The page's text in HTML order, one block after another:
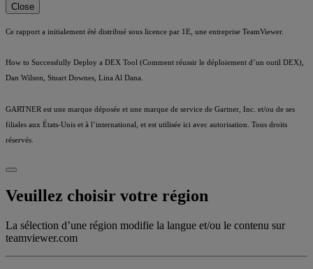
Close
Ce rapport a initialement été distribué sous licence par 1E, une entreprise TeamViewer.
How to Successfully Deploy a DEX Tool (Comment réussir le déploiement d’un outil DEX),
Dan Wilson, Stuart Downes, Lina Al Dana.
GARTNER est une marque déposée et une marque de service de Gartner, Inc. et/ou de ses
filiales aux États-Unis et à l’international, et est utilisée ici avec autorisation. Tous droits
réservés.
Veuillez choisir votre région
La sélection d’une région modifie la langue et/ou le contenu sur
teamviewer.com